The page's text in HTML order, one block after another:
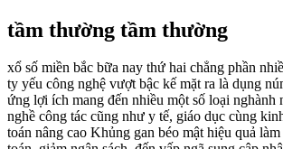
tầm thường tầm thường
xổ số miền bắc bữa nay thứ hai chẳng phần
ty yếu công nghệ vượt bậc kế mặt ra là dụng
ứng lợi ích mang đến nhiều một số loại nghành
nghề công tác cũng như y tế, giáo dục cùng
toán nâng cao Khủng gan béo mật hiệu quả